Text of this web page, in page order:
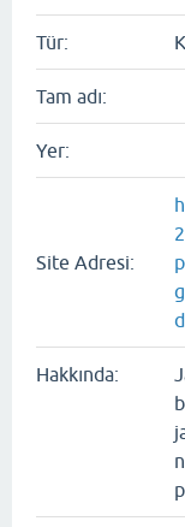
Tür:
Tam adı:
Yer:
Site Adresi:
Hakkında: